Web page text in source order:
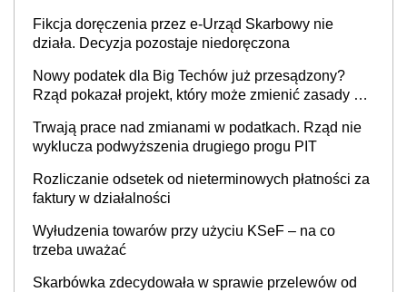
Fikcja doręczenia przez e-Urząd Skarbowy nie
działa. Decyzja pozostaje niedoręczona
Nowy podatek dla Big Techów już przesądzony?
Rząd pokazał projekt, który może zmienić zasady gry
Trwają prace nad zmianami w podatkach. Rząd nie
wyklucza podwyższenia drugiego progu PIT
Rozliczanie odsetek od nieterminowych płatności za
faktury w działalności
Wyłudzenia towarów przy użyciu KSeF – na co
trzeba uważać
Skarbówka zdecydowała w sprawie przelewów od